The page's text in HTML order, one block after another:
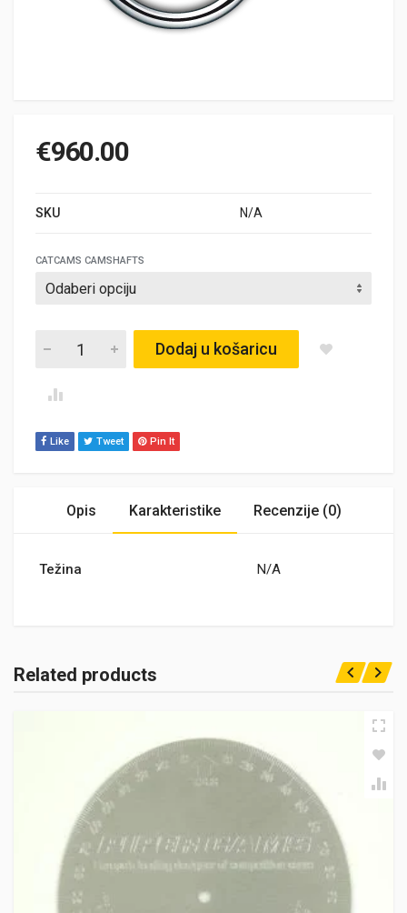
€960.00
SKU N/A
CATCAMS CAMSHAFTS
OPEL ASCONA 400 / MANTA 400 quantity
Dodaj u košaricu
Like Tweet Pin It
Opis Karakteristike Recenzije (0)
Težina N/A
Related products